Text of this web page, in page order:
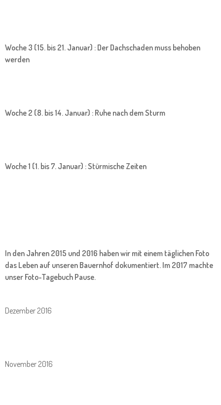
Woche 3 (15. bis 21. Januar) : Der Dachschaden muss behoben
werden
Woche 2 (8. bis 14. Januar) : Ruhe nach dem Sturm
Woche 1 (1. bis 7. Januar) : Stürmische Zeiten
In den Jahren 2015 und 2016 haben wir mit einem täglichen Foto
das Leben auf unseren Bauernhof dokumentiert. Im 2017 machte
unser Foto-Tagebuch Pause.
Dezember 2016
November 2016